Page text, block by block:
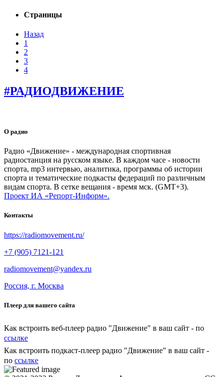
Страницы
Назад
1
2
3
4
#РАДИОДВИЖЕНИЕ
О радио
Радио «Движение» - международная спортивная
радиостанция на русском языке. В каждом часе - новости
спорта, mp3 интервью, аналитика, программы об истории
спорта и тематические подкасты федераций по различным
видам спорта. В сетке вещания - время мск. (GMT+3).
Проект ИА «Репорт-Информ».
Контакты
https://radiomovement.ru/
+7 (905) 7121-121
radiomovement@yandex.ru
Россия, г. Москва
Плеер для вашего сайта
Как встроить веб-плеер радио "Движение" в ваш сайт - по
ссылке
Как встроить подкаст-плеер радио "Движение" в ваш сайт -
по ссылке